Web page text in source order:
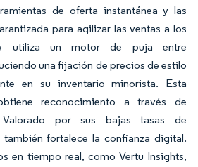
de oferta instantánea y las
para agilizar las ventas a los
utiliza un motor de puja entre
una fijación de precios de estilo
en su inventario minorista. Esta
reconocimiento a través de
por sus bajas tasas de
fortalece la confianza digital.
en tiempo real, como Vertu Insights,